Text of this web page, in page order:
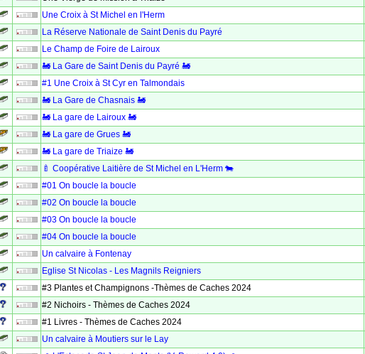
Une Croix à St Michel en l'Herm
La Réserve Nationale de Saint Denis du Payré
Le Champ de Foire de Lairoux
🚂 La Gare de Saint Denis du Payré 🚂
#1 Une Croix à St Cyr en Talmondais
🚂 La Gare de Chasnais 🚂
🚂 La gare de Lairoux 🚂
🚂 La gare de Grues 🚂
🚂 La gare de Triaize 🚂
🍼 Coopérative Laitière de St Michel en L'Herm 🐄
#01 On boucle la boucle
#02 On boucle la boucle
#03 On boucle la boucle
#04 On boucle la boucle
Un calvaire à Fontenay
Eglise St Nicolas - Les Magnils Reigniers
#3 Plantes et Champignons -Thèmes de Caches 2024
#2 Nichoirs - Thèmes de Caches 2024
#1 Livres - Thèmes de Caches 2024
Un calvaire à Moutiers sur le Lay